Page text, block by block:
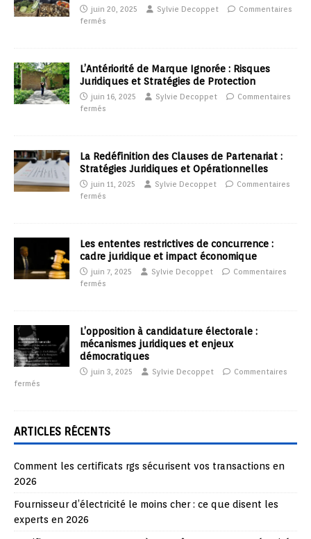
juin 20, 2025 Sylvie Decoppet
Commentaires
fermés
L’Antériorité de Marque Ignorée : Risques
Juridiques et Stratégies de Protection
juin 16, 2025 Sylvie Decoppet
Commentaires
fermés
La Redéfinition des Clauses de Partenariat :
Stratégies Juridiques et Opérationnelles
juin 11, 2025 Sylvie Decoppet
Commentaires
fermés
Les ententes restrictives de concurrence :
cadre juridique et impact économique
juin 7, 2025 Sylvie Decoppet
Commentaires
fermés
L’opposition à candidature électorale :
mécanismes juridiques et enjeux
démocratiques
juin 3, 2025 Sylvie Decoppet
Commentaires
fermés
ARTICLES RÉCENTS
Comment les certificats rgs sécurisent vos transactions en
2026
Fournisseur d’électricité le moins cher : ce que disent les
experts en 2026